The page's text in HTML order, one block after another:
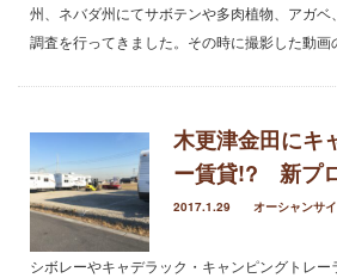
州、ネバダ州にてサボテンや多肉植物、アガ
調査を行ってきました。その時に撮影した動
木更津金田にキ
ー賃貸!? 新プ
2017.1.29 オーシャンサ
シボレーやキャデラック・キャンピングトレー